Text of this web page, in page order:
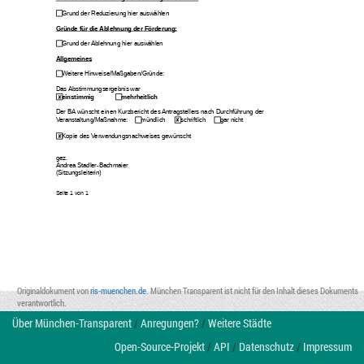
Grund der Reduzierung hier auswählen
Gründe für die Ablehnung der Förderung:
Grund der Ablehnung hier auswählen
Allgemeines
Weitere Hinweise/Maßgaben/Gründe:
Das Abstimmungsergebnis war
einstimmig
mehrheitlich
Der BA wünscht einen Kurzbericht des Antragstellers nach Durchführung der
Veranstaltung/Maßnahme:
mündlich schriftlich gar nicht
Kopie des Verwendungsnachweises gewünscht
gez.
Andrea Stadler-Bachmaier
(Sitzungsleiterin)
Seite 1 von 1
Originaldokument vonris-muenchen.de. München Transparent ist nicht für den Inhalt dieses Dokuments
verantwortlich.
Über München-Transparent/Anregungen?/Weitere Städte
Open-Source-Projekt/API / Datenschutz/ Impressum